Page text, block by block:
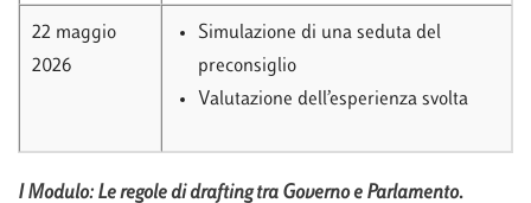
22 maggio
2026
Simulazione di una seduta del
preconsiglio
Valutazione dell’esperienza svolta
I Modulo: Le regole di drafting tra Governo e Parlamento.